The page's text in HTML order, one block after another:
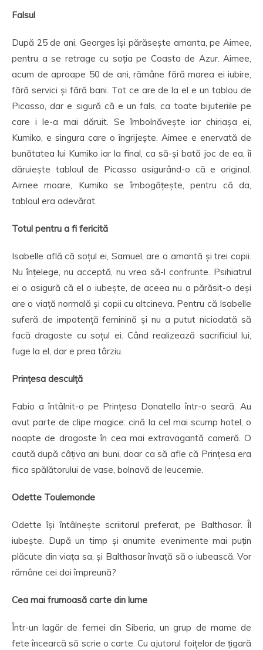
Falsul
După 25 de ani, Georges își părăsește amanta, pe Aimee,
pentru a se retrage cu soția pe Coasta de Azur. Aimee,
acum de aproape 50 de ani, rămâne fără marea ei iubire,
fără servici și fără bani. Tot ce are de la el e un tablou de
Picasso, dar e sigură că e un fals, ca toate bijuteriile pe
care i le-a mai dăruit. Se îmbolnăvește iar chiriașa ei,
Kumiko, e singura care o îngrijește. Aimee e enervată de
bunătatea lui Kumiko iar la final, ca să-și bată joc de ea, îi
dăruiește tabloul de Picasso asigurând-o că e original.
Aimee moare, Kumiko se îmbogățește, pentru că da,
tabloul era adevărat.
Totul pentru a fi fericită
Isabelle află că soțul ei, Samuel, are o amantă și trei copii.
Nu înțelege, nu acceptă, nu vrea să-l confrunte. Psihiatrul
ei o asigură că el o iubește, de aceea nu a părăsit-o deși
are o viață normală și copii cu altcineva. Pentru că Isabelle
suferă de impotență feminină și nu a putut niciodată să
facă dragoste cu soțul ei. Când realizează sacrificiul lui,
fuge la el, dar e prea târziu.
Prințesa desculță
Fabio a întâlnit-o pe Prințesa Donatella într-o seară. Au
avut parte de clipe magice: cină la cel mai scump hotel, o
noapte de dragoste în cea mai extravagantă cameră. O
caută după câțiva ani buni, doar ca să afle că Prințesa era
fiica spălătorului de vase, bolnavă de leucemie.
Odette Toulemonde
Odette își întâlnește scriitorul preferat, pe Balthasar. Îl
iubește. După un timp și anumite evenimente mai puțin
plăcute din viața sa, și Balthasar învață să o iubească. Vor
rămâne cei doi împreună?
Cea mai frumoasă carte din lume
Într-un lagăr de femei din Siberia, un grup de mame de
fete încearcă să scrie o carte. Cu ajutorul foițelor de țigară